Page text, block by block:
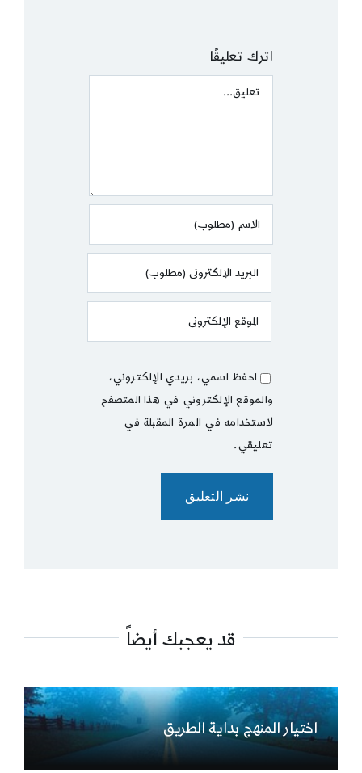
اترك تعليقًا
Comment
احفظ اسمي، بريدي الإلكتروني،
والموقع الإلكتروني في هذا المتصفح
لاستخدامه في المرة المقبلة في
تعليقي.
قد يعجبك أيضاً
اختيار المنهج بداية الطريق